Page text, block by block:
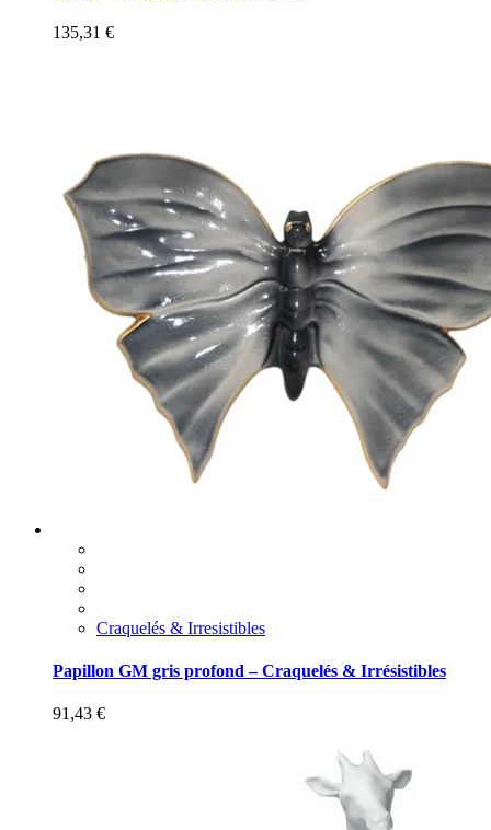
135,31 €
Craquelés & Irresistibles
Papillon GM gris profond – Craquelés & Irrésistibles
91,43 €